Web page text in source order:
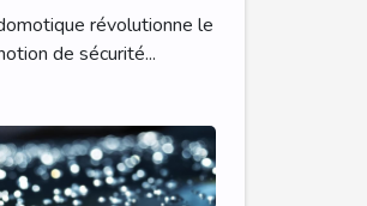
?
révolutionne le
de sécurité...